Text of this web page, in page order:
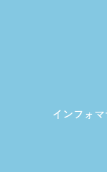
インフォ